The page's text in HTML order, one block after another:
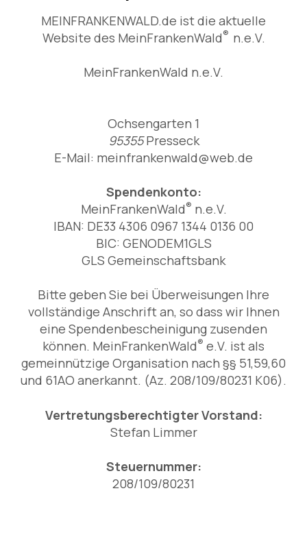
MEINFRANKENWALD.de ist die aktuelle
Website des MeinFrankenWald® n.e.V.
MeinFrankenWald n.e.V.
Ochsengarten 1
95355Presseck
E-Mail: meinfrankenwald@web.de
Spendenkonto:
MeinFrankenWald® n.e.V.
IBAN: DE33 4306 0967 1344 0136 00
BIC: GENODEM1GLS
GLS Gemeinschaftsbank
Bitte geben Sie bei Überweisungen Ihre
vollständige Anschrift an, so dass wir Ihnen
eine Spendenbescheinigung zusenden
können. MeinFrankenWald® e.V. ist als
gemeinnützige Organisation nach §§ 51,59,60
und 61AO anerkannt. (Az. 208/109/80231 K06).
Vertretungsberechtigter Vorstand:
Stefan Limmer
Steuernummer:
208/109/80231